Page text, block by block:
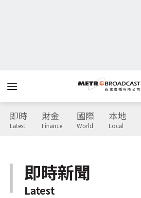
即時
Latest
財金
Finance
國際
World
本地
Local
即時新聞
Latest